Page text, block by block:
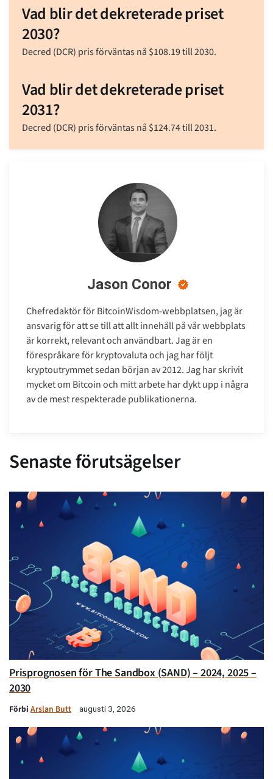
Vad blir det dekreterade priset
2030?
Decred (DCR) pris förväntas nå $108.19till 2030.
Vad blir det dekreterade priset
2031?
Decred (DCR) pris förväntas nå $124.74till 2031.
Jason Conor
Chefredaktör för BitcoinWisdom-webbplatsen, jag är
ansvarig för att se till att allt innehåll på vår webbplats
är korrekt, relevant och användbart. Jag är en
förespråkare för kryptovaluta och jag har följt
kryptoutrymmet sedan början av 2012. Jag har skrivit
mycket om Bitcoin och mitt arbete har dykt upp i några
av de mest respekterade publikationerna.
Senaste förutsägelser
Prisprognosen för The Sandbox (SAND) – 2024, 2025 –
2030
Förbi Arslan Butt augusti 3, 2026